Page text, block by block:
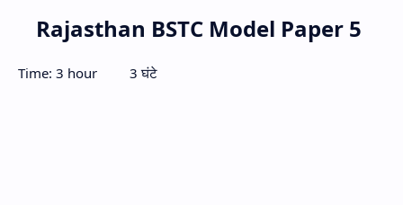
Rajasthan BSTC Model Paper 5
Time: 3 hour 3 घंटे